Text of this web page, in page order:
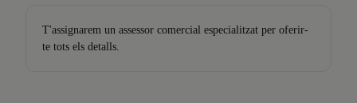
T'assignarem un assessor comercial especialitzat per oferir-
te tots els detalls.